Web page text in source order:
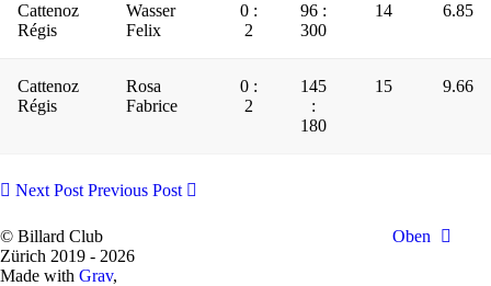
Cattenoz
Régis
Wasser
Felix
0 :
2
96 :
300
14 6.85
Cattenoz
Régis
Rosa
Fabrice
0 :
2
145
:
180
15 9.66
Next Post Previous Post
© Billard Club
Zürich 2019 - 2026
Made with Grav,
Oben